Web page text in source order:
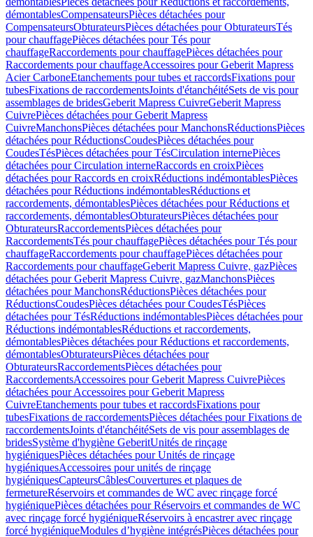
démontablesCompensateursPièces détachées pour
CompensateursObturateursPièces détachées pour ObturateursTés
pour chauffagePièces détachées pour Tés pour
chauffageRaccordements pour chauffagePièces détachées pour
Raccordements pour chauffageAccessoires pour Geberit Mapress
Acier CarboneEtanchements pour tubes et raccordsFixations pour
tubesFixations de raccordementsJoints d'étanchéitéSets de vis pour
assemblages de bridesGeberit Mapress CuivreGeberit Mapress
CuivrePièces détachées pour Geberit Mapress
CuivreManchonsPièces détachées pour ManchonsRéductionsPièces
détachées pour RéductionsCoudesPièces détachées pour
CoudesTésPièces détachées pour TésCirculation internePièces
détachées pour Circulation interneRaccords en croixPièces
détachées pour Raccords en croixRéductions indémontablesPièces
détachées pour Réductions indémontablesRéductions et
raccordements, démontablesPièces détachées pour Réductions et
raccordements, démontablesObturateursPièces détachées pour
ObturateursRaccordementsPièces détachées pour
RaccordementsTés pour chauffagePièces détachées pour Tés pour
chauffageRaccordements pour chauffagePièces détachées pour
Raccordements pour chauffageGeberit Mapress Cuivre, gazPièces
détachées pour Geberit Mapress Cuivre, gazManchonsPièces
détachées pour ManchonsRéductionsPièces détachées pour
RéductionsCoudesPièces détachées pour CoudesTésPièces
détachées pour TésRéductions indémontablesPièces détachées pour
Réductions indémontablesRéductions et raccordements,
démontablesPièces détachées pour Réductions et raccordements,
démontablesObturateursPièces détachées pour
ObturateursRaccordementsPièces détachées pour
RaccordementsAccessoires pour Geberit Mapress CuivrePièces
détachées pour Accessoires pour Geberit Mapress
CuivreEtanchements pour tubes et raccordsFixations pour
tubesFixations de raccordementsPièces détachées pour Fixations de
raccordementsJoints d'étanchéitéSets de vis pour assemblages de
bridesSystème d'hygiène GeberitUnités de rinçage
hygiéniquesPièces détachées pour Unités de rinçage
hygiéniquesAccessoires pour unités de rinçage
hygiéniquesCapteursCâblesCouvertures et plaques de
fermetureRéservoirs et commandes de WC avec rinçage forcé
hygiéniquePièces détachées pour Réservoirs et commandes de WC
avec rinçage forcé hygiéniqueRéservoirs à encastrer avec rinçage
forcé hygiéniqueModules d’hygiène intégrésPièces détachées pour